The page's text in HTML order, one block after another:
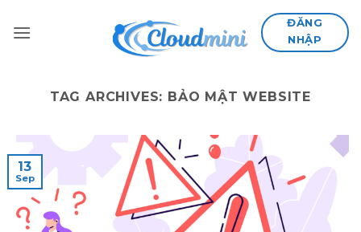
ĐĂNG
NHẬP
TAG ARCHIVES: BẢO MẬT WEBSITE
13
Sep